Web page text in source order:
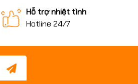
Hỗ trợ nhiệt tình
Hotline 24/7